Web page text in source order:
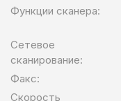
Функции сканера:
Сетевое
сканирование:
Факс:
Скорость